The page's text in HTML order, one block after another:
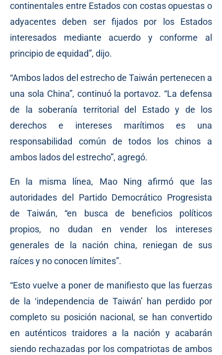
continentales entre Estados con costas opuestas o
adyacentes deben ser fijados por los Estados
interesados mediante acuerdo y conforme al
principio de equidad”, dijo.
“Ambos lados del estrecho de Taiwán pertenecen a
una sola China”, continuó la portavoz. “La defensa
de la soberanía territorial del Estado y de los
derechos e intereses marítimos es una
responsabilidad común de todos los chinos a
ambos lados del estrecho”, agregó.
En la misma línea, Mao Ning afirmó que las
autoridades del Partido Democrático Progresista
de Taiwán, “en busca de beneficios políticos
propios, no dudan en vender los intereses
generales de la nación china, reniegan de sus
raíces y no conocen límites”.
“Esto vuelve a poner de manifiesto que las fuerzas
de la ‘independencia de Taiwán’ han perdido por
completo su posición nacional, se han convertido
en auténticos traidores a la nación y acabarán
siendo rechazadas por los compatriotas de ambos